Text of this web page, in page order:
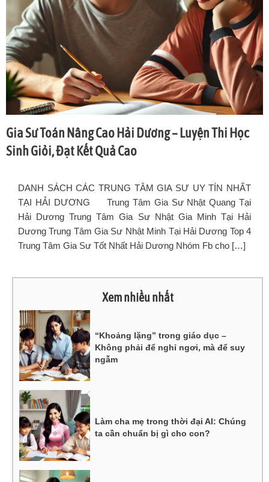
Gia Sư Toán Nâng Cao Hải Dương – Luyện Thi Học
Sinh Giỏi, Đạt Kết Quả Cao
DANH SÁCH CÁC TRUNG TÂM GIA SƯ UY TÍN NHẤT
TẠI HẢI DƯƠNG Trung Tâm Gia Sư Nhật Quang Tại
Hải Dương Trung Tâm Gia Sư Nhật Gia Minh Tại Hải
Dương Trung Tâm Gia Sư Nhật Minh Tại Hải Dương Top 4
Trung Tâm Gia Sư Tốt Nhất Hải Dương Nhóm Fb cho […]
Xem nhiều nhất
“Khoảng lặng” trong giáo dục –
Không phải để nghỉ ngơi, mà để suy
ngẫm
Làm cha mẹ trong thời đại AI: Chúng
ta cần chuẩn bị gì cho con?